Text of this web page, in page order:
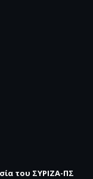
του ΣΥΡΙΖΑ-ΠΣ